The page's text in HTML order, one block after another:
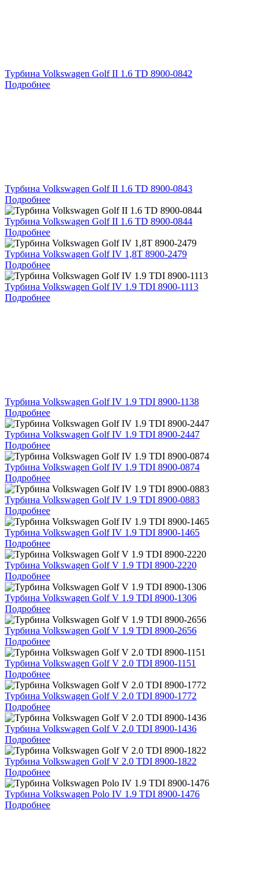
Турбина Volkswagen Golf II 1.6 TD 8900-0842
Подробнее
Турбина Volkswagen Golf II 1.6 TD 8900-0843
Подробнее
Турбина Volkswagen Golf II 1.6 TD 8900-0844
Подробнее
Турбина Volkswagen Golf IV 1,8T 8900-2479
Подробнее
Турбина Volkswagen Golf IV 1.9 TDI 8900-1113
Подробнее
Турбина Volkswagen Golf IV 1.9 TDI 8900-1138
Подробнее
Турбина Volkswagen Golf IV 1.9 TDI 8900-2447
Подробнее
Турбина Volkswagen Golf IV 1.9 TDI 8900-0874
Подробнее
Турбина Volkswagen Golf IV 1.9 TDI 8900-0883
Подробнее
Турбина Volkswagen Golf IV 1.9 TDI 8900-1465
Подробнее
Турбина Volkswagen Golf V 1.9 TDI 8900-2220
Подробнее
Турбина Volkswagen Golf V 1.9 TDI 8900-1306
Подробнее
Турбина Volkswagen Golf V 1.9 TDI 8900-2656
Подробнее
Турбина Volkswagen Golf V 2.0 TDI 8900-1151
Подробнее
Турбина Volkswagen Golf V 2.0 TDI 8900-1772
Подробнее
Турбина Volkswagen Golf V 2.0 TDI 8900-1436
Подробнее
Турбина Volkswagen Golf V 2.0 TDI 8900-1822
Подробнее
Турбина Volkswagen Polo IV 1.9 TDI 8900-1476
Подробнее